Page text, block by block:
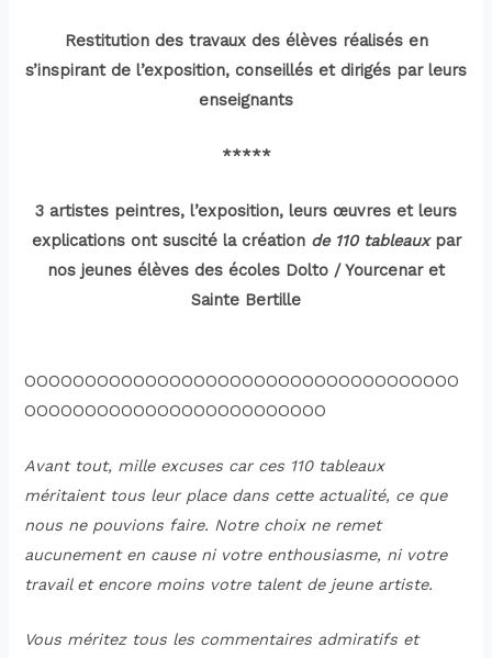
Restitution des travaux des élèves réalisés en
s’inspirant de l’exposition, conseillés et dirigés par leurs
enseignants
*****
3 artistes peintres, l’exposition, leurs œuvres et leurs
explications ont suscité la création de 110 tableaux par
nos jeunes élèves des écoles Dolto / Yourcenar et
Sainte Bertille
OOOOOOOOOOOOOOOOOOOOOOOOOOOOOOOOOOOO
OOOOOOOOOOOOOOOOOOOOOOOOO
Avant tout, mille excuses car ces 110 tableaux
méritaient tous leur place dans cette actualité, ce que
nous ne pouvions faire. Notre choix ne remet
aucunement en cause ni votre enthousiasme, ni votre
travail et encore moins votre talent de jeune artiste.
Vous méritez tous les commentaires admiratifs et